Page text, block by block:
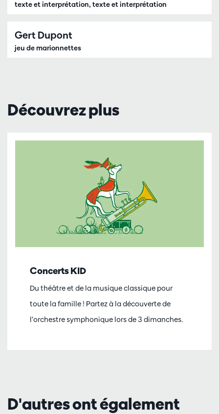
texte et interprétation, texte et interprétation
Gert Dupont
jeu de marionnettes
Découvrez plus
Concerts KID
Du théâtre et de la musique classique pour
toute la famille ! Partez à la découverte de
l’orchestre symphonique lors de 3 dimanches.
D'autres ont également